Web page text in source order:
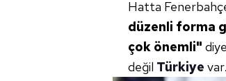
Hatta
düzenli forma
çok önemli"
değil Türkiye var.